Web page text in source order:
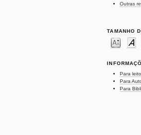
Outras
TAMANHO
Para
Para
Para